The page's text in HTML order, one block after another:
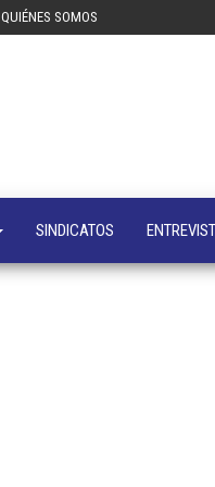
QUIÉNES SOMOS
negocios
SINDICATOS